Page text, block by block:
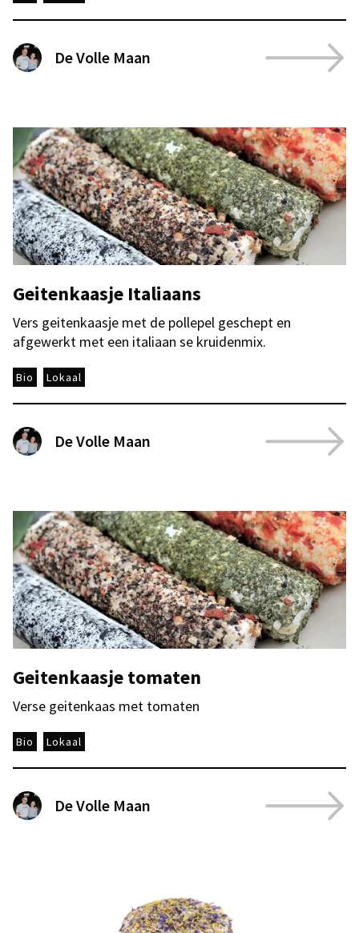
De Volle Maan
Geitenkaasje Italiaans
Vers geitenkaasje met de pollepel geschept en
afgewerkt met een italiaan se kruidenmix.
Bio Lokaal
De Volle Maan
Geitenkaasje tomaten
Verse geitenkaas met tomaten
Bio Lokaal
De Volle Maan